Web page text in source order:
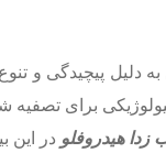
پیچیدگی و تنوع
برای تصفیه
هیدروفلو در این